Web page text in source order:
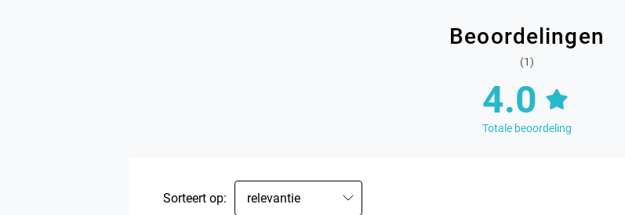
Beoordelingen
(1)
4.0
Totale beoordeling
Sorteert op: relevantie